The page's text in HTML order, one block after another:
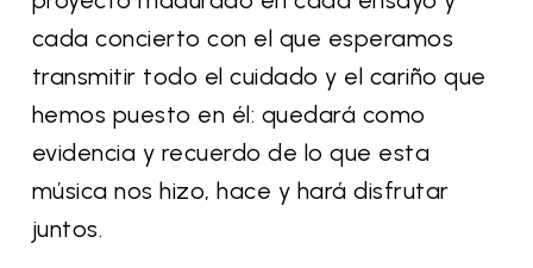
cada concierto con el que esperamos
transmitir todo el cuidado y el cariño que
hemos puesto en él: quedará como
evidencia y recuerdo de lo que esta
música nos hizo, hace y hará disfrutar
juntos.